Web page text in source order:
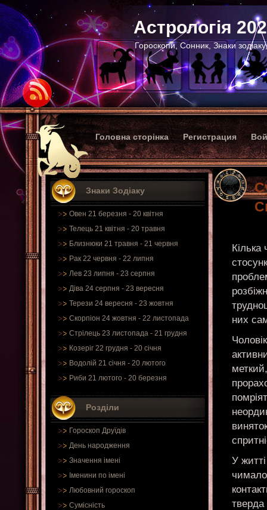
Астрологія
Гороскопи, Сонник, Знаки
Головна сторінка Регистрация
Знаки Зодіаку
Овен 21 березня - 20 квітня
Телець 21 квітня - 20 травня
Близнюки 21 травня - 21 червня
Рак 22 червня - 22 липня
Лев 23 липня - 23 серпня
Діва 24 серпня - 23 вересня
Терези 24 вересня - 23 жовтня
Скорпіон 24 жовтня - 22 листопада
Стрілець 23 листопада - 21 грудня
Козеріг 22 грудня - 20 січня
Водолій 21 січня - 20 лютого
Риби 21 лютого - 20 березня
Розділи
Гороскоп Друїдів
День народження
Значення імені
Іменини по імені
Любовний гороскоп
Сумісність
Кілька
них
У
тверда